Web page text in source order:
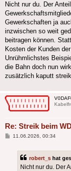
Nicht nur du. Der
Gewerkschaften ja
inzwischen so weit
beitragen können.
Kosten der Kunden
Unrühmlichstes
die Bahn doch nun
zusätzlich kaputt
Re: Streik beim
Beitrag
11.06.2026, 00:34
robert_s hat
Nicht nur du. Der